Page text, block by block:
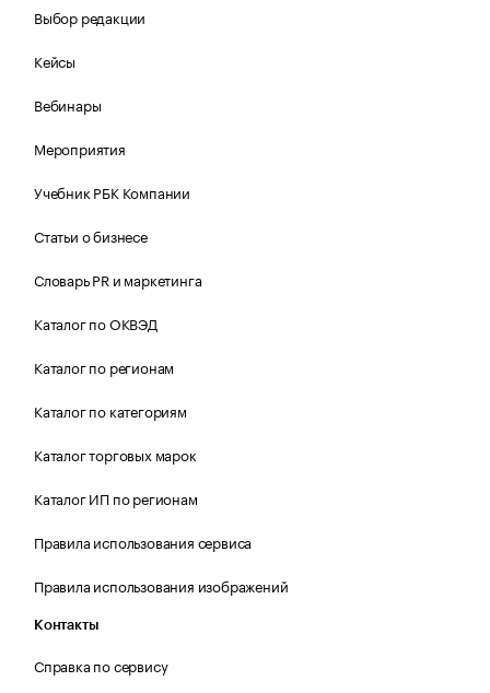
Выбор редакции
Кейсы
Вебинары
Мероприятия
Учебник РБК Компании
Статьи о бизнесе
Словарь PR и маркетинга
Каталог по ОКВЭД
Каталог по регионам
Каталог по категориям
Каталог торговых марок
Каталог ИП по регионам
Правила использования сервиса
Правила использования изображений
Контакты
Справка по сервису